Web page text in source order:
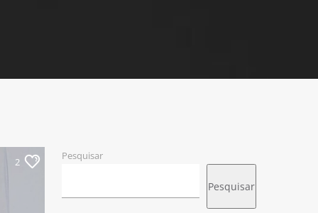
2 Pesquisar
Pesquisar